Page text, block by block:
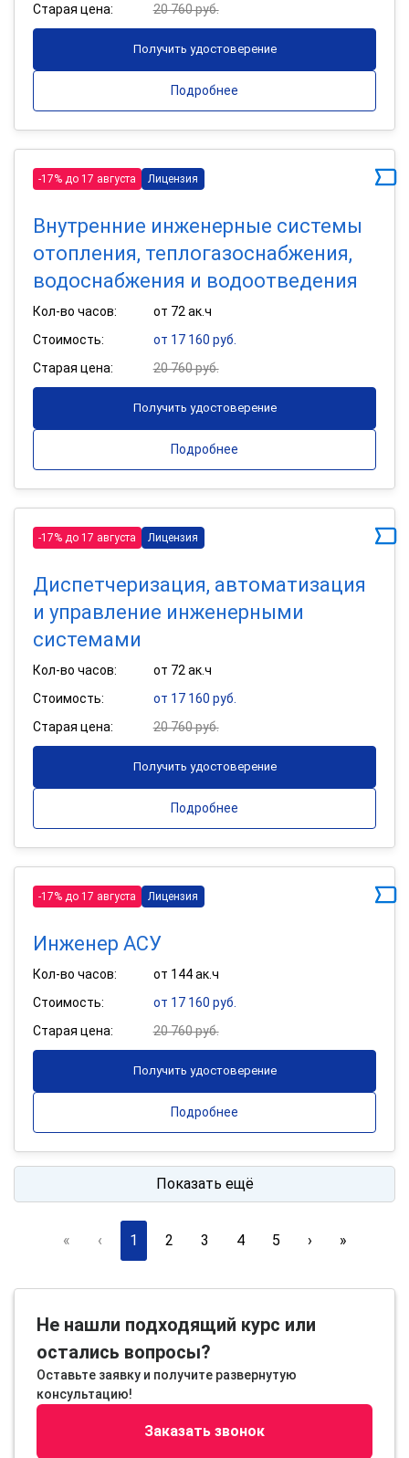
Старая цена:
20 760 руб.
Получить удостоверение
Подробнее
-17% до 17 августа Лицензия
Внутренние инженерные системы
отопления, теплогазоснабжения,
водоснабжения и водоотведения
Кол-во часов:
от 72 ак.ч
Стоимость:
от 17 160 руб.
Старая цена:
20 760 руб.
Получить удостоверение
Подробнее
-17% до 17 августа Лицензия
Диспетчеризация, автоматизация
и управление инженерными
системами
Кол-во часов:
от 72 ак.ч
Стоимость:
от 17 160 руб.
Старая цена:
20 760 руб.
Получить удостоверение
Подробнее
-17% до 17 августа Лицензия
Инженер АСУ
Кол-во часов:
от 144 ак.ч
Стоимость:
от 17 160 руб.
Старая цена:
20 760 руб.
Получить удостоверение
Подробнее
Показать ещё
« ‹ 1 2 3 4 5 › »
Не нашли подходящий курс или
остались вопросы?
Оставьте заявку и получите развернутую
консультацию!
Заказать звонок